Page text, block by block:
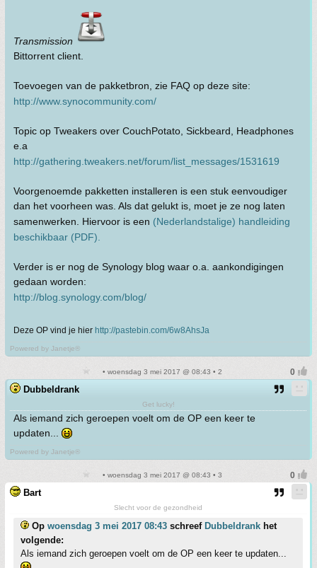
Transmission
Bittorrent client.
Toevoegen van de pakketbron, zie FAQ op deze site:
http://www.synocommunity.com/
Topic op Tweakers over CouchPotato, Sickbeard, Headphones
e.a
http://gathering.tweakers.net/forum/list_messages/1531619
Voorgenoemde pakketten installeren is een stuk eenvoudiger
dan het voorheen was. Als dat gelukt is, moet je ze nog laten
samenwerken. Hiervoor is een (Nederlandstalige) handleiding
beschikbaar (PDF).
Verder is er nog de Synology blog waar o.a. aankondigingen
gedaan worden:
http://blog.synology.com/blog/
Deze OP vind je hier http://pastebin.com/6w8AhsJa
Powered by Janetje®
• woensdag 3 mei 2017 @ 08:43 • 2
Dubbeldrank
Get lucky!
Als iemand zich geroepen voelt om de OP een keer te
updaten...
Powered by Janetje®
• woensdag 3 mei 2017 @ 08:43 • 3
Bart
Slecht voor de gezondheid
Op woensdag 3 mei 2017 08:43 schreef Dubbeldrank het
volgende:
Als iemand zich geroepen voelt om de OP een keer te updaten...